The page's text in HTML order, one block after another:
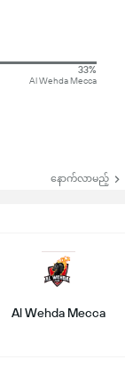
33%
Al Wehda Mecca
နောက်လာမည့်
Al Wehda Mecca